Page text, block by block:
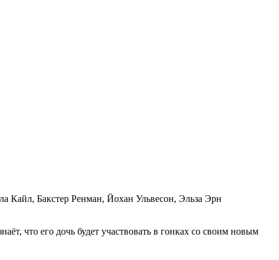
Бакстер Ренман, Йохан Ульвесон, Эльза Эрн
что его дочь будет участвовать в гонках со своим новым